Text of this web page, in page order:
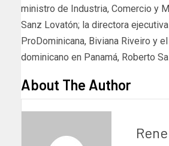
ministro de Industria, Comercio y
Sanz Lovatón; la directora
ProDominicana, Biviana Riveiro y
dominicano en Panamá, Roberto
About The Author